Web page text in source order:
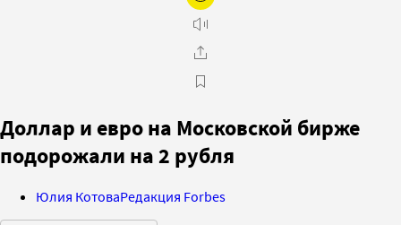
Доллар и евро на Московской бирже
подорожали на 2 рубля
Юлия КотоваРедакция Forbes